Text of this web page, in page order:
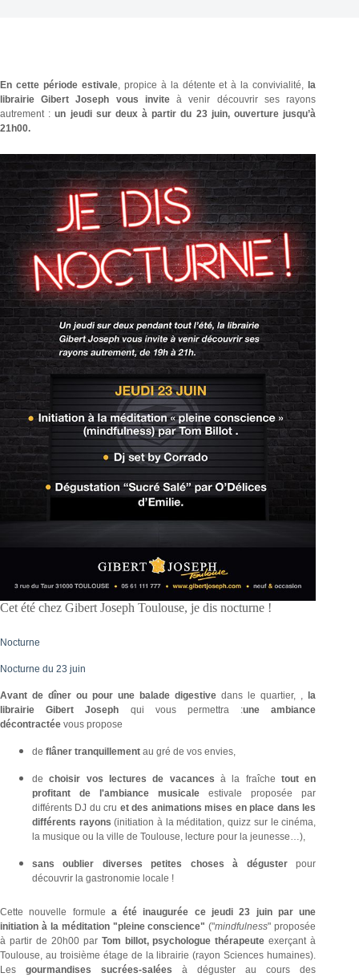
En cette période estivale, propice à la détente et à la convivialité, la
librairie Gibert Joseph vous inviteà venir découvrir ses rayons
autrement :un jeudi sur deux à partir du 23 juin, ouverture jusqu’à
21h00.
Cet été chez Gibert Joseph Toulouse, je dis nocturne !
Nocturne
Nocturne du 23 juin
Avant de dîner ou pour une balade digestive dans le quartier, ,
la
librairie Gibert Joseph qui vous permettra :une ambiance
décontractée vous propose
de flâner tranquillement au gré de vos envies,
dechoisir vos lectures de vacances à la fraîche tout en
profitant de l'ambiance musicaleestivale proposée par
différents DJ du cru et des animations mises en place dans les
différents rayons (initiation à la méditation, quizz sur le cinéma,
la musique ou la ville de Toulouse, lecture pour la jeunesse…),
sans oublier diverses petites choses à dégusterpour
découvrir la gastronomie locale !
Cette nouvelle formule a été inaugurée ce jeudi 23 juin par une
initiation à la méditation "pleine conscience" ("mindfulness" proposée
à partir de 20h00 par Tom billot, psychologue thérapeute exerçant à
Toulouse, au troisième étage de la librairie (rayon Sciences humaines).
Lesgourmandises sucrées-salées à déguster au cours des